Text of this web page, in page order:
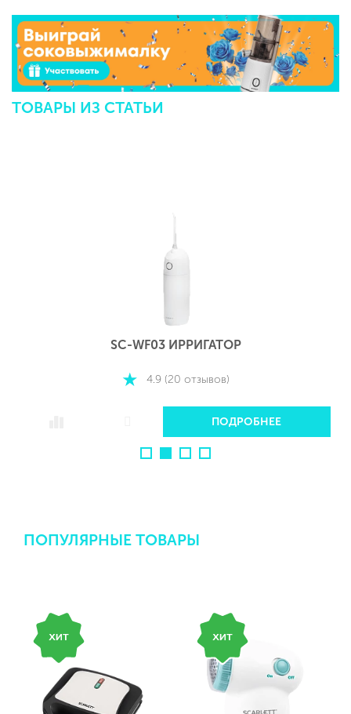
ТОВАРЫ ИЗ СТАТЬИ
SC-WF01 ИРРИГАТОР
4.9 (20 отзывов)
ПОДРОБНЕЕ
ПОПУЛЯРНЫЕ ТОВАРЫ